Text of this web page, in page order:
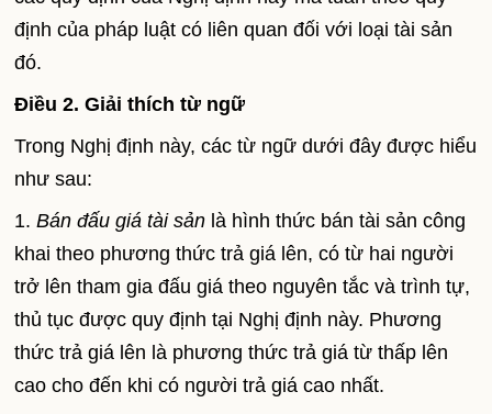
định của pháp luật có liên quan đối với loại tài sản
đó.
Điều 2. Giải thích từ ngữ
Trong Nghị định này, các từ ngữ dưới đây được hiểu
như sau:
1.Bán đấu giá tài sản là hình thức bán tài sản công
khai theo phương thức trả giá lên, có từ hai người
trở lên tham gia đấu giá theo nguyên tắc và trình tự,
thủ tục được quy định tại Nghị định này. Phương
thức trả giá lên là phương thức trả giá từ thấp lên
cao cho đến khi có người trả giá cao nhất.